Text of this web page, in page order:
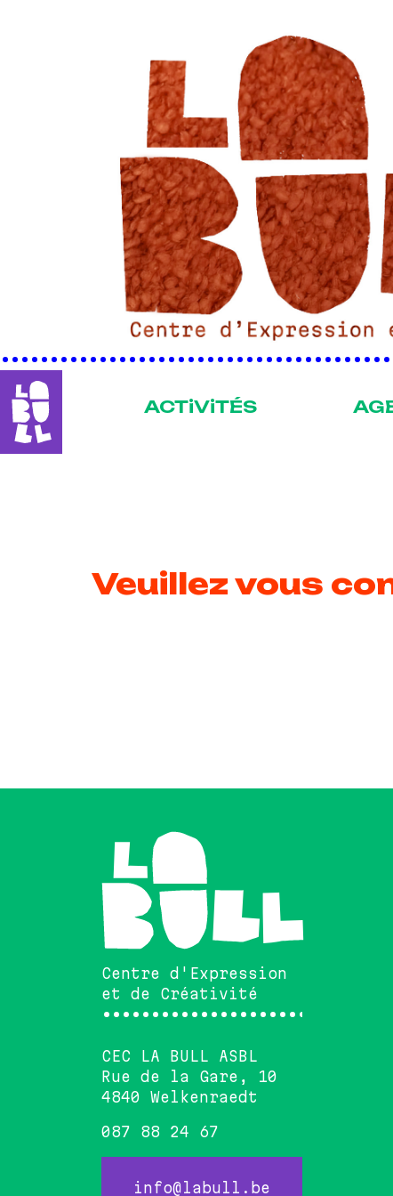
ACTiViTÉS
Veuillez vous
Centre d'Expression
et de Créativité
CEC LA BULL ASBL
Rue de la Gare, 10
4840 Welkenraedt
087 88 24 67
info@labull.be